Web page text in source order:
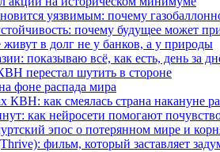
уязвимым: почему
почему будущее может
в долг не у банков, а у природы
показываю всё, как есть, день за
перестал шутить в стороне
фоне распада мира
КВН: как смеялась страна накануне
как нейросети помогают
эпос о потерянном мире и
фильм, который заставляет